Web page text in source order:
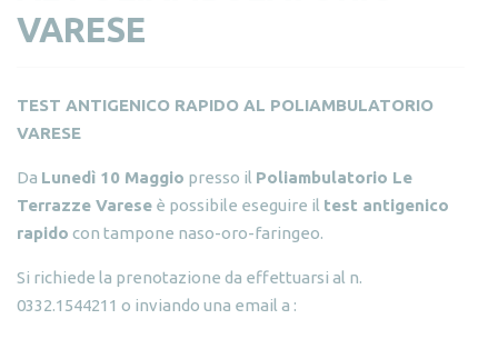
VARESE
TEST ANTIGENICO RAPIDO AL POLIAMBULATORIO
VARESE
Da Lunedì 10 Maggio presso il Poliambulatorio Le
Terrazze Varese è possibile eseguire il test antigenico
rapido con tampone naso-oro-faringeo.
Si richiede la prenotazione da effettuarsi al n.
0332.1544211 o inviando una email a :